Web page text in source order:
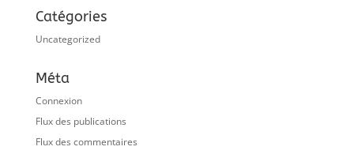
Catégories
Uncategorized
Méta
Connexion
Flux des publications
Flux des commentaires